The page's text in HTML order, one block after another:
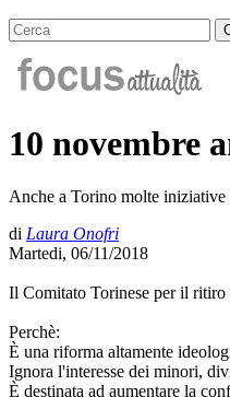
10 novembre
Anche a Torino molte
di Laura Onofri
Martedi, 06/11/2018
Il Comitato Torinese per il ritiro
Perchè:
È una riforma altamente
Ignora l'interesse dei minori,
È destinata ad aumentare la